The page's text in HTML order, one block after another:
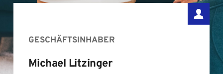
GESCHÄFTSINHABER
Michael Litzinger